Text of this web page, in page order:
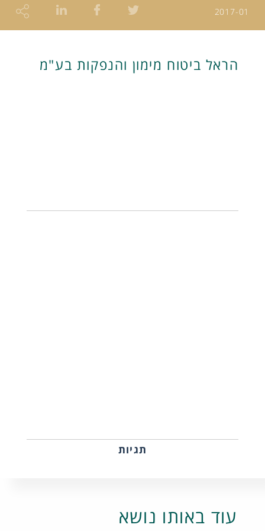
2017-01
הראל ביטוח מימון והנפקות בע"מ
תגיות
עוד באותו נושא